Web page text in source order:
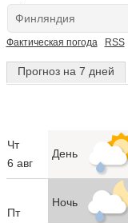
Фактическая погода RSS
Прогноз на 7 дней
Чт
6 авг
День
Пт
Ночь